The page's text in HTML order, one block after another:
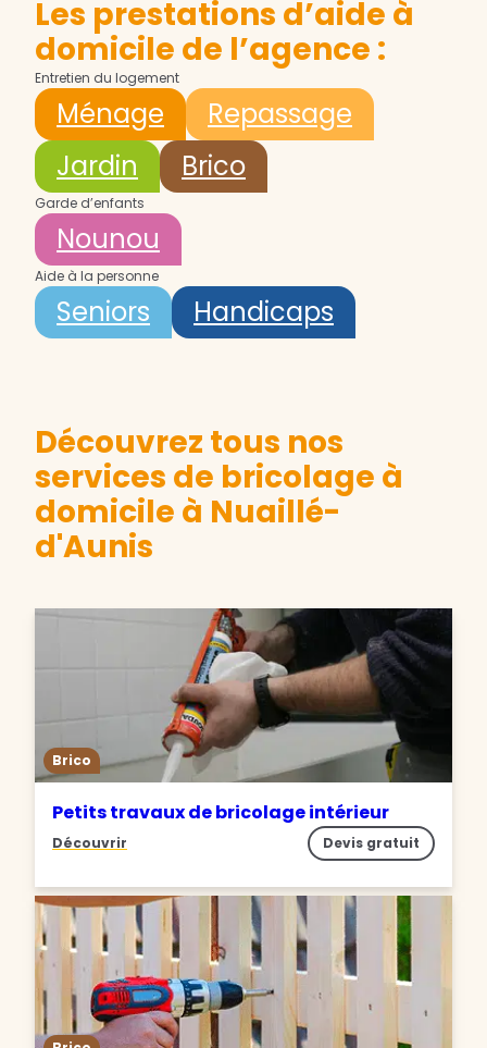
Les prestations d’aide à
domicile de l’agence :
Entretien du logement
Ménage
Repassage
Jardin
Brico
Garde d’enfants
Nounou
Aide à la personne
Seniors Handicaps
Découvrez tous nos
services de bricolage à
domicile à Nuaillé-
d'Aunis
Brico
Petits travaux de bricolage intérieur
Découvrir Devis gratuit